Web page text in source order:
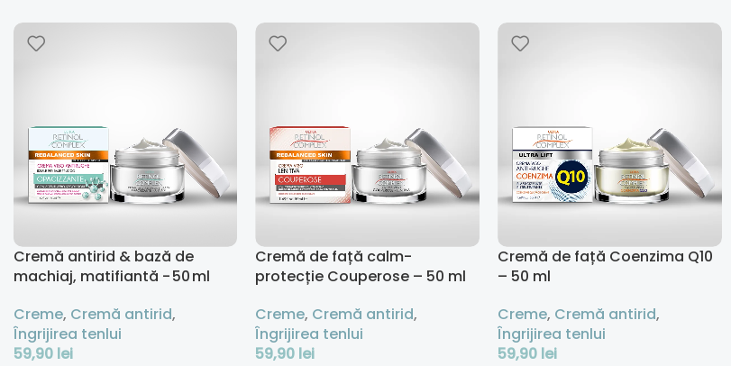
Cremă antirid & bază de
machiaj, matifiantă - 50 ml
Creme, Cremă antirid,
Îngrijirea tenlui
59,90 lei
Cremă de față calm-
protecție Couperose – 50 ml
Creme, Cremă antirid,
Îngrijirea tenlui
59,90 lei
Cremă de față Coenzima Q10
– 50 ml
Creme, Cremă antirid,
Îngrijirea tenlui
59,90 lei